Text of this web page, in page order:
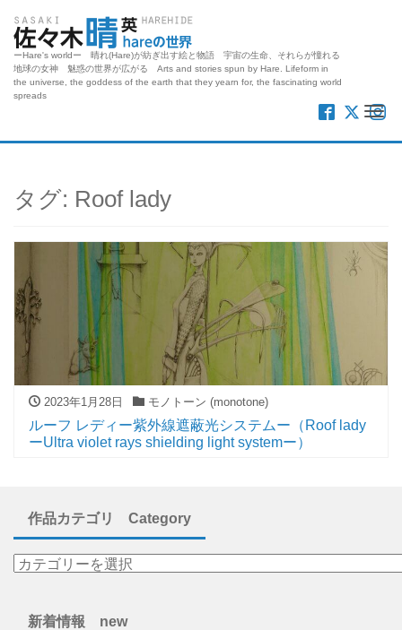
ーHare's worldー 晴れ(Hare)が紡ぎ出す絵と物語 宇宙の生命、それらが憧れる
地球の女神 魅惑の世界が広がる Arts and stories spun by Hare. Lifeform in
the universe, the goddess of the earth that they yearn for, the fascinating world
spreads
タグ: Roof lady
2023年1月28日 モノトーン (monotone)
ルーフ レディー紫外線遮蔽光システムー（Roof lady
ーUltra violet rays shielding light systemー）
作品カテゴリ Category
新着情報 new